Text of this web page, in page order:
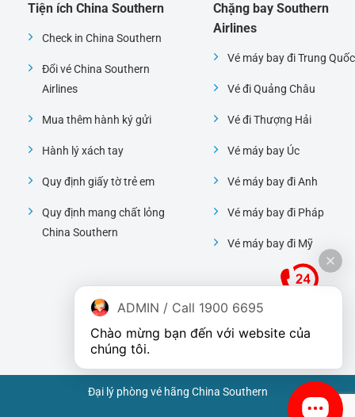
Tiện ích China Southern
Check in China Southern
Đổi vé China Southern
Airlines
Mua thêm hành ký gửi
Hành lý xách tay
Quy định giấy tờ trẻ em
Quy định mang chất lỏng
China Southern
Chặng bay Southern
Airlines
Vé máy bay đi Trung Quốc
Vé đi Quảng Châu
Vé đi Thượng Hải
Vé máy bay Úc
Vé máy bay đi Anh
Vé máy bay đi Pháp
Vé máy bay đi Mỹ
Đại lý phòng vé hãng China Southern
ADMIN / Call 1900 6695
Chào mừng bạn đến với website của
chúng tôi.